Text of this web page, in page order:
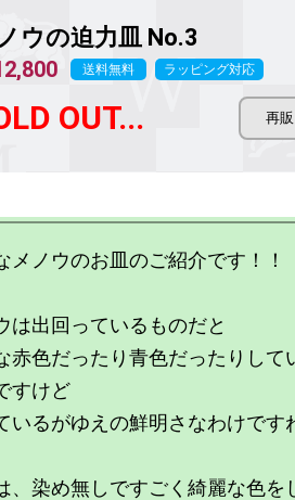
ウの迫力皿 No.3
送料無料 ラッピング対応
OUT...
メノウのお皿のご紹介です！！
は出回っているものだと
赤色だったり青色だったりして
すけど
いるがゆえの鮮明さなわけです
、染め無しですごく綺麗な色を